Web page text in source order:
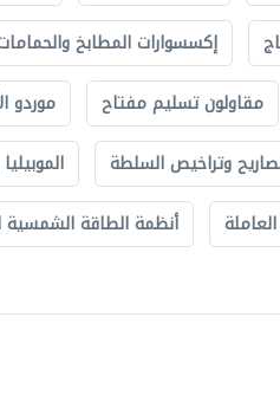
إكسسوارات المطابخ
مقاولون تسليم مفتاح موردو
وتراخيص السلطة
أنظمة الطاقة الشمسية